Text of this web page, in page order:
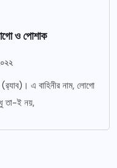
ও পোশাক
এ বাহিনীর নাম, লোগো
তা-ই নয়,